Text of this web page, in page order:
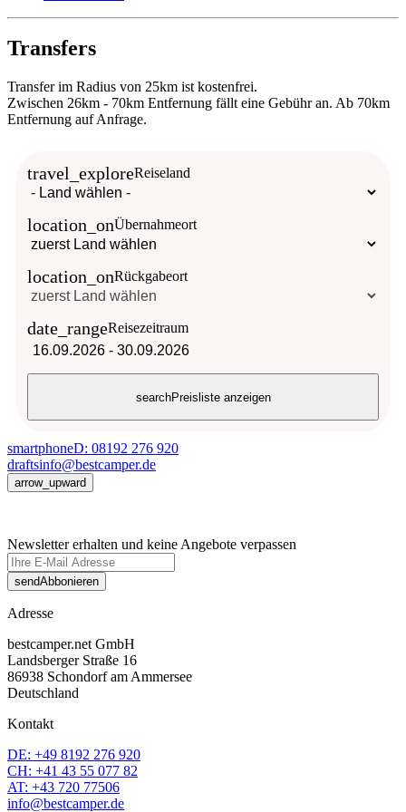
Transfers
Transfer im Radius von 25km ist kostenfrei.
Zwischen 26km - 70km Entfernung fällt eine Gebühr an. Ab 70km
Entfernung auf Anfrage.
travel_exploreReiseland
location_onÜbernahmeort
location_onRückgabeort
date_rangeReisezeitraum
16.09.2026 - 30.09.2026
searchPreisliste anzeigen
smartphoneD: 08192 276 920
draftsinfo@bestcamper.de
arrow_upward
Newsletter erhalten und keine Angebote verpassen
sendAbbonieren
Adresse
bestcamper.net GmbH
Landsberger Straße 16
86938 Schondorf am Ammersee
Deutschland
Kontakt
DE: +49 8192 276 920
CH: +41 43 55 077 82
AT: +43 720 77506
info@bestcamper.de